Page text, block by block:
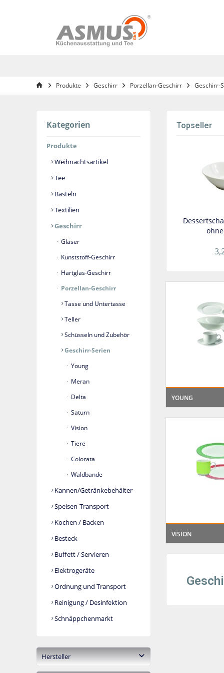
Produkte Geschirr Porzellan-Geschirr Geschirr-
Kategorien
Produkte
Weihnachtsartikel
Tee
Basteln
Textilien
Geschirr
Gläser
Kunststoff-Geschirr
Hartglas-Geschirr
Porzellan-Geschirr
Tasse und Untertasse
Teller
Schüsseln und Zubehör
Geschirr-Serien
Young
Meran
Delta
Saturn
Vision
Tiere
Colorata
Waldbande
Kannen/Getränkebehälter
Speisen-Transport
Kochen / Backen
Besteck
Buffett / Servieren
Elektrogeräte
Ordnung und Transport
Reinigung / Desinfektion
Schnäppchenmarkt
Hersteller
Topseller
YOUNG
VISION